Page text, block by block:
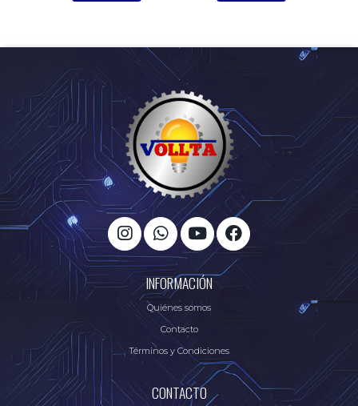
INFORMACIÓN
Quiénes somos
Contacto
Términos y Condiciones
CONTACTO